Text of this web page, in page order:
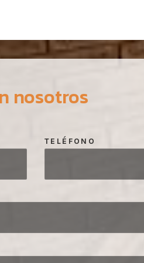
nosotros
TELÉFONO